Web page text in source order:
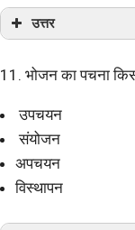
उत्तर
11. भोजन का पचना
उपचयन
संयोजन
अपचयन
विस्थापन